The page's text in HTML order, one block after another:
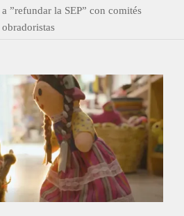
”refundar la SEP” con comités
obradoristas